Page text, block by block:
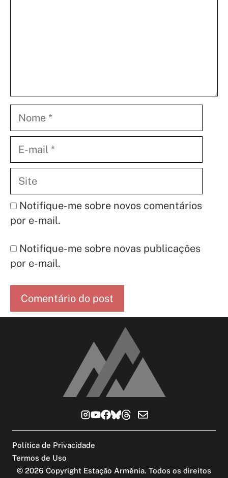
mail
Notifique-me sobre novos comentários
por e-mail.
Notifique-me sobre novas publicações
por e-mail.
© 2026 Copyright Estação Armênia. Todos os direitos
Política de Privacidade
Termos de Uso